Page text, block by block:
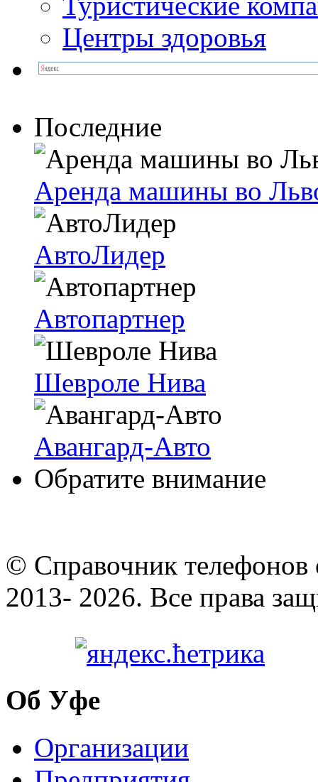
Центры здоровья
Последние
Аренда машины во
АвтоЛидер
Автопартнер
Шевроле Нива
Авангард-Авто
Обратите внимание
© Cправочник телефонов
2013- 2026. Все права
Об Уфе
Организации